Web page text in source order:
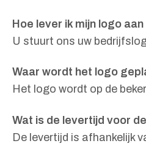
Hoe lever ik mijn logo
U stuurt ons uw
Waar wordt het logo
Het logo wordt op de
Wat is de levertijd voor
De levertijd is afhankelijk